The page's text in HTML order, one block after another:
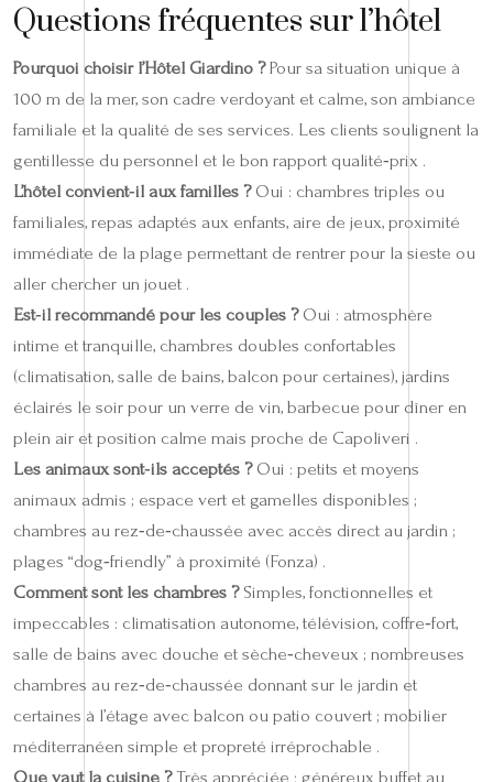
Questions fréquentes sur l’hôtel
Pourquoi choisir l’Hôtel Giardino ?Pour sa situation unique à
100 m de la mer, son cadre verdoyant et calme, son ambiance
familiale et la qualité de ses services. Les clients soulignent la
gentillesse du personnel et le bon rapport qualité‑prix .
L’hôtel convient‑il aux familles ?Oui : chambres triples ou
familiales, repas adaptés aux enfants, aire de jeux, proximité
immédiate de la plage permettant de rentrer pour la sieste ou
aller chercher un jouet .
Est‑il recommandé pour les couples ?Oui : atmosphère
intime et tranquille, chambres doubles confortables
(climatisation, salle de bains, balcon pour certaines), jardins
éclairés le soir pour un verre de vin, barbecue pour dîner en
plein air et position calme mais proche de Capoliveri .
Les animaux sont‑ils acceptés ?Oui : petits et moyens
animaux admis ; espace vert et gamelles disponibles ;
chambres au rez‑de‑chaussée avec accès direct au jardin ;
plages “dog‑friendly” à proximité (Fonza) .
Comment sont les chambres ?Simples, fonctionnelles et
impeccables : climatisation autonome, télévision, coffre‑fort,
salle de bains avec douche et sèche‑cheveux ; nombreuses
chambres au rez‑de‑chaussée donnant sur le jardin et
certaines à l’étage avec balcon ou patio couvert ; mobilier
méditerranéen simple et propreté irréprochable .
Que vaut la cuisine ?Très appréciée : généreux buffet au